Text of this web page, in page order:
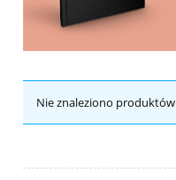
Nie znaleziono